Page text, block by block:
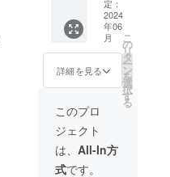
せん
ける食
事券
¥15,000
分
(¥5,000
×3枚) ※
有効期
限 2024
年12月
末まで
※おつり
は出ま
せんの
定：
2024
年06
月
詳細を見る
こ
の
リ
タ
ー
ン
を
選
択
す
る
このプロ
ジェクト
は、 All-In方
式です。